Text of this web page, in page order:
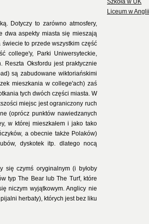
Dotyczy to zarówno atmosfery,
dwa aspekty miasta się mieszają
to przede wszystkim część
college'y, Parki Uniwersyteckie,
Reszta Oksfordu jest praktycznie
są zabudowane wiktoriańskimi
mieszkania w college'ach) zaś
tych dwóch części miasta. W
miejsc jest ograniczony ruch
(oprócz punktów nawiedzanych
w której mieszkałem i jako tako
a obecnie także Polaków)
dyskotek itp. dlatego nocą
się czymś oryginalnym (i byłoby
typ The Bear lub The Turf, które
niczym wyjątkowym. Anglicy nie
herbaty), których jest bez liku
Szkoła w UK
Liceum w Anglii